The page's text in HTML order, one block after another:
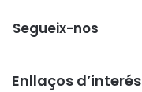
Segueix-nos
Enllaços d’interés